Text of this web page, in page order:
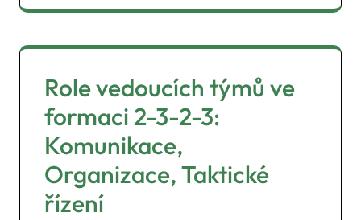
Role vedoucích týmů ve
formaci 2-3-2-3:
Komunikace,
Organizace, Taktické
řízení